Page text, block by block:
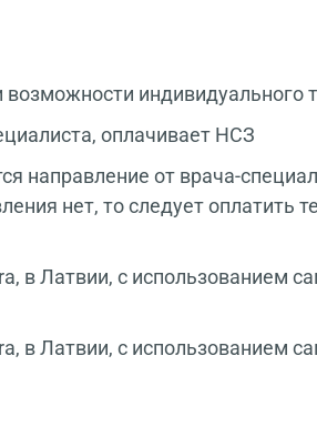
индивидуального
оплачивает НСЗ
направление от врача-
нет, то следует оплатить
в Латвии, с использованием
в Латвии, с использованием